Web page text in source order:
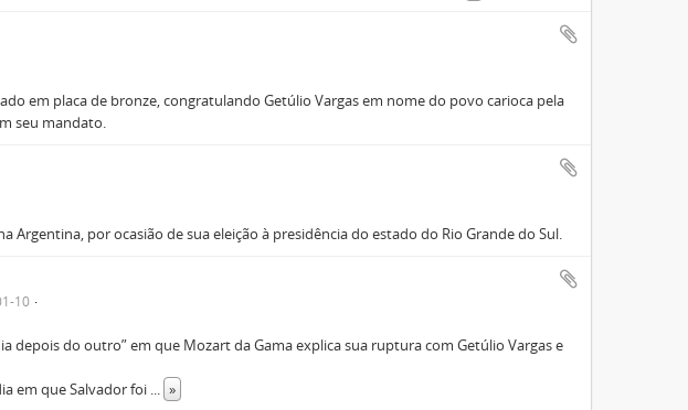
em placa de bronze, congratulando Getúlio Vargas em nome do povo carioca pela
seu mandato.
Argentina, por ocasião de sua eleição à presidência do estado do Rio Grande do Sul.
10
depois do outro” em que Mozart da Gama explica sua ruptura com Getúlio Vargas e
em que Salvador foi ... »